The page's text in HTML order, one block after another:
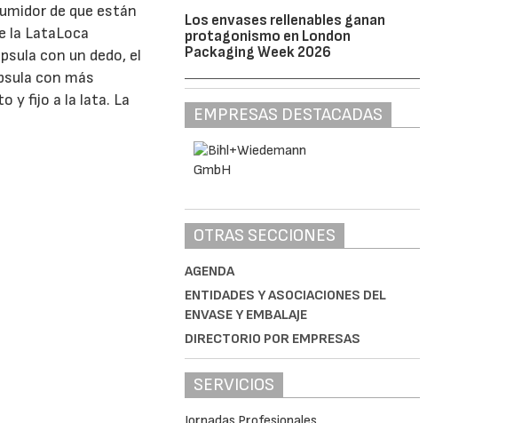
de que están
la LataLoca
con un dedo, el
con más
y fijo a la lata. La
Los envases rellenables ganan
protagonismo en London
Packaging Week 2026
EMPRESAS DESTACADAS
OTRAS SECCIONES
AGENDA
ENTIDADES Y ASOCIACIONES DEL
ENVASE Y EMBALAJE
DIRECTORIO POR EMPRESAS
SERVICIOS